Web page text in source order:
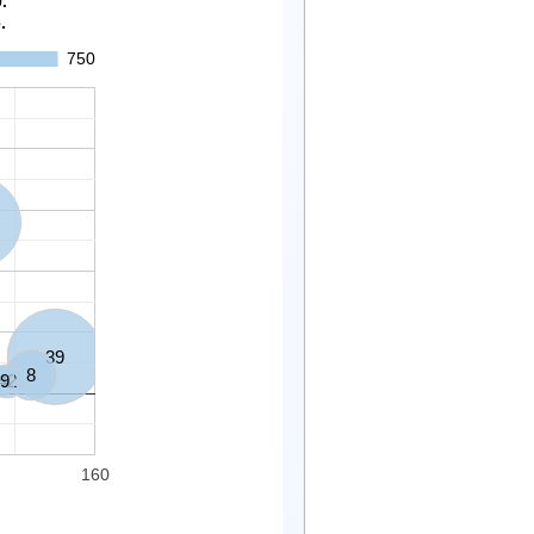
750
39
8
160